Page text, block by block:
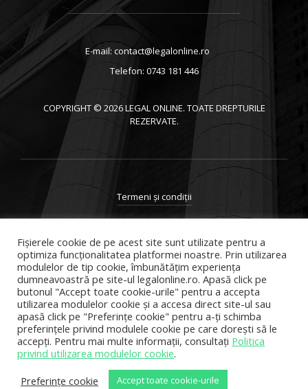
E-mail: contact@legalonline.ro
Telefon: 0743 181 446
COPYRIGHT © 2026 LEGAL ONLINE. TOATE DREPTURILE
REZERVATE.
Termeni și condiții
Politica de utilizare Cookie-uri
ANPC
SOL
Fișierele cookie de pe acest site sunt utilizate pentru a
optimiza funcţionalitatea platformei noastre. Prin utilizarea
modulelor de tip cookie, îmbunătăţim experienţa
dumneavoastră pe site-ul legalonline.ro. Apasă click pe
butonul "Accept toate cookie-urile" pentru a accepta
utilizarea modulelor cookie şi a accesa direct site-ul sau
apasă click pe "Preferințe cookie" pentru a-ţi schimba
preferinţele privind modulele cookie pe care doreşti să le
accepţi. Pentru mai multe informaţii, consultaţi Politica
privind utilizarea modulelor cookie.
Preferințe cookie
Accept toate cookie-urile